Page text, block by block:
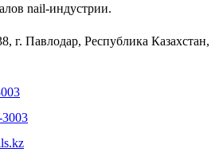
nail-индустрии.
г. Павлодар, Республика Казахстан,